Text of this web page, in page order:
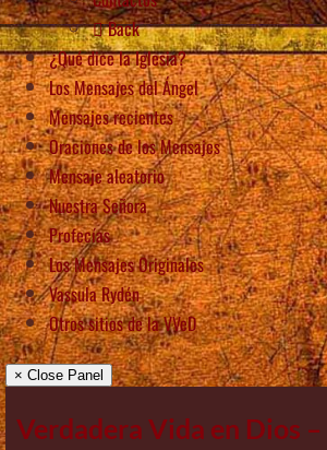
Back
¿Qué dice la Iglesia?
Los Mensajes del Ángel
Mensajes recientes
Oraciones de los Mensajes
Mensaje aleatorio
Nuestra Señora
Profecías
Los Mensajes Originales
Vassula Rydén
Otros sitios de la VVeD
× Close Panel
Verdadera Vida en Dios –